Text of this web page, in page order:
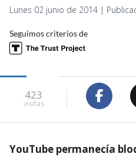
Lunes 02 junio de 2014 |
Seguimos criterios de
423
visitas
YouTube permanecía